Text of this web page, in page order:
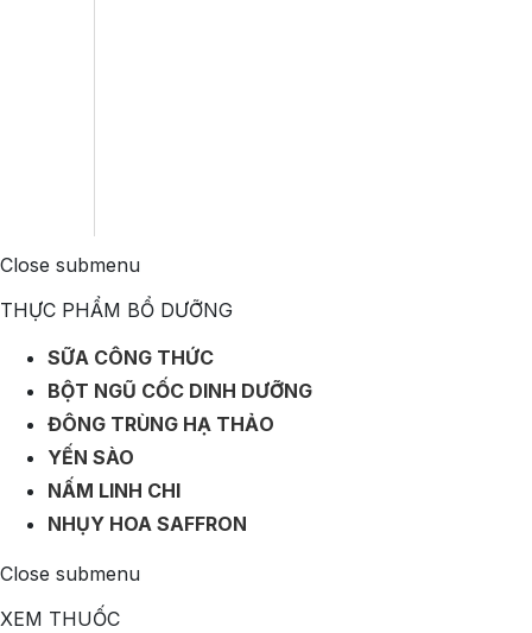
Close submenu
THỰC PHẨM BỔ DƯỠNG
SỮA CÔNG THỨC
BỘT NGŨ CỐC DINH DƯỠNG
ĐÔNG TRÙNG HẠ THẢO
YẾN SÀO
NẤM LINH CHI
NHỤY HOA SAFFRON
Close submenu
XEM THUỐC